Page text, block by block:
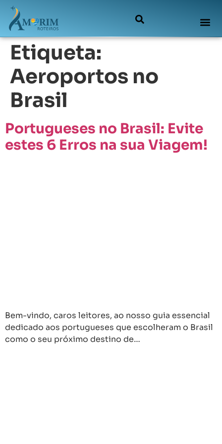
Etiqueta:
Aeroportos no
Brasil
Portugueses no Brasil: Evite
estes 6 Erros na sua Viagem!
Bem-vindo, caros leitores, ao nosso guia essencial
dedicado aos portugueses que escolheram o Brasil
como o seu próximo destino de…